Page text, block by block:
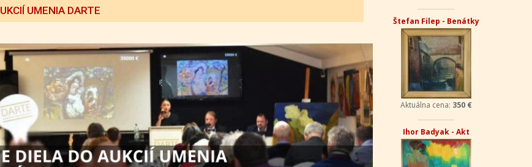
UMENIA DARTE
Štefan Filep - Benátky
Aktuálna cena: 350 €
Ihor Badyak - Akt